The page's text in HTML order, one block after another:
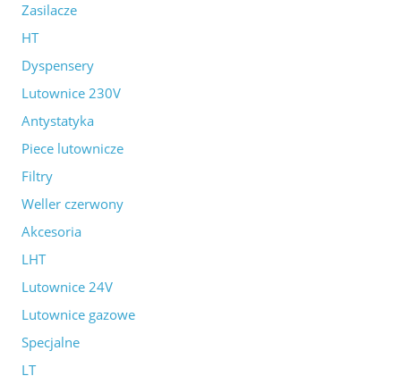
Zasilacze
HT
Dyspensery
Lutownice 230V
Antystatyka
Piece lutownicze
Filtry
Weller czerwony
Akcesoria
LHT
Lutownice 24V
Lutownice gazowe
Specjalne
LT